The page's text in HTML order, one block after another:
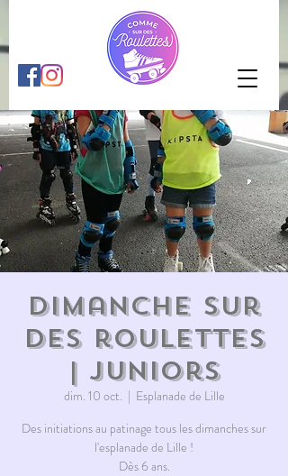
Dimanche sur
des roulettes
| juniors
dim. 10 oct.
  |
Esplanade de Lille
Des initiations au patinage tous les dimanches sur
l'esplanade de Lille !
Dès 6 ans.